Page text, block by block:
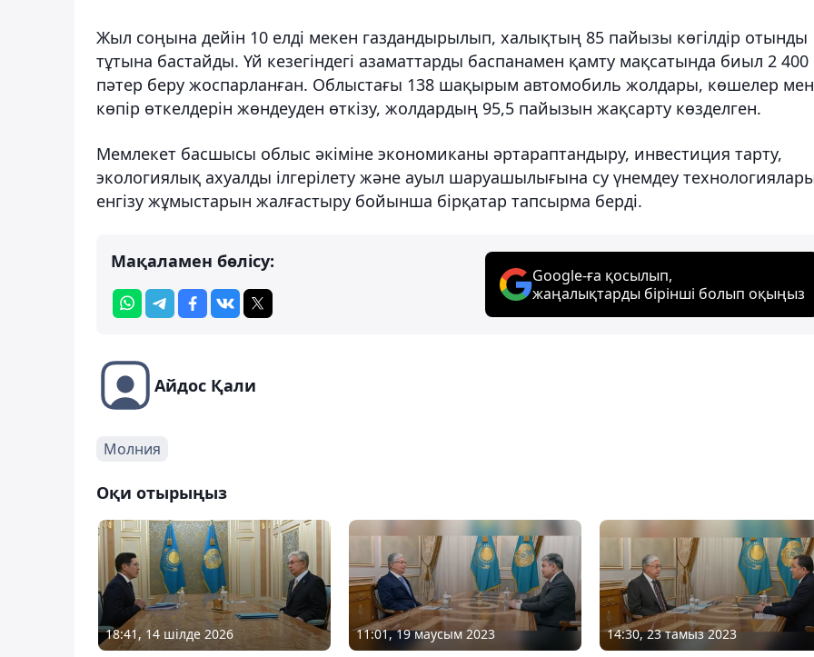
Жыл соңына дейін 10 елді мекен газдандырылып, халықтың 85 пайызы көгілдір отынды
тұтына бастайды. Үй кезегіндегі азаматтарды баспанамен қамту мақсатында биыл 2 400
пәтер беру жоспарланған. Облыстағы 138 шақырым автомобиль жолдары, көшелер мен
көпір өткелдерін жөндеуден өткізу, жолдардың 95,5 пайызын жақсарту көзделген.
Мемлекет басшысы облыс әкіміне экономиканы әртараптандыру, инвестиция тарту,
экологиялық ахуалды ілгерілету және ауыл шаруашылығына су үнемдеу
енгізу жұмыстарын жалғастыру бойынша бірқатар тапсырма берді.
Мақаламен бөлісу:
Google-ға қосылып,
жаңалықтарды бірінші болып оқыңыз
Айдос Қали
Молния
Оқи отырыңыз
18:41, 14 шілде 2026 11:01, 19 маусым 2023 14:30, 23 тамыз 2023